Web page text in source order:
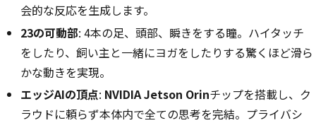
会的な反応を生成します。
23の可動部: 4本の足、頭部、瞬きをする瞳。ハイタッチ
をしたり、飼い主と一緒にヨガをしたりする驚くほど滑ら
かな動きを実現。
エッジAIの頂点: NVIDIA Jetson Orinチップを搭載し、ク
ラウドに頼らず本体内で全ての思考を完結。プライバシ